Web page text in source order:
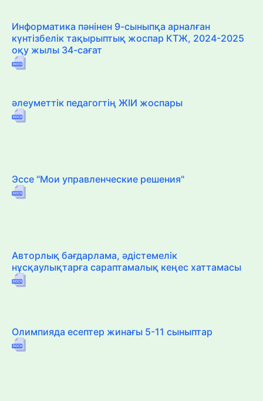
Информатика пәнінен 9-сыныпқа арналған
күнтізбелік тақырыптық жоспар КТЖ, 2024-2025
оқу жылы 34-сағат
әлеуметтік педагогтің ЖІИ жоспары
Эссе "Мои управленческие решения"
Авторлық бағдарлама, әдістемелік
нұсқаулықтарға сараптамалық кеңес хаттамасы
Олимпияда есептер жинағы 5-11 сыныптар